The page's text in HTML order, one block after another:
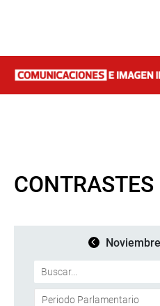
CONTRASTES